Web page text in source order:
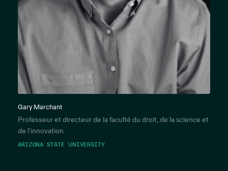
Gary Marchant
Professeur et directeur de la faculté du droit, de la science et
de l'innovation
ARIZONA STATE UNIVERSITY